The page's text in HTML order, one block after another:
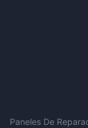
Paneles De